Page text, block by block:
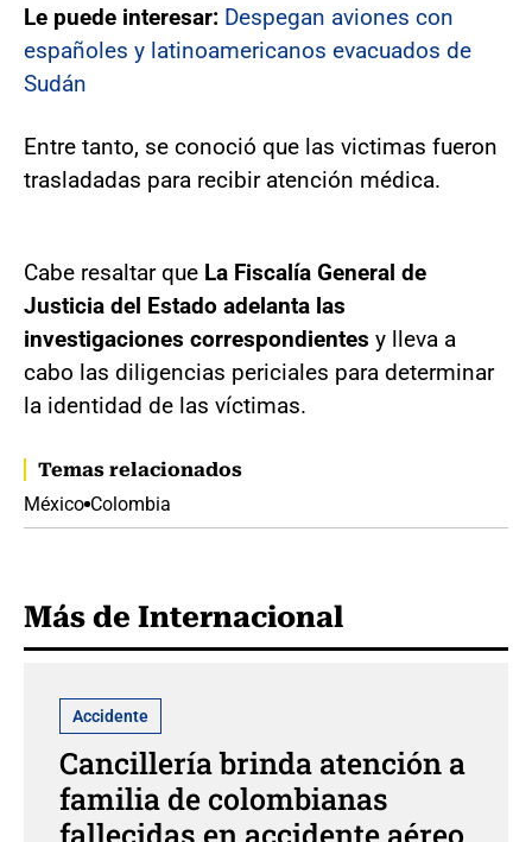
Le puede interesar: Despegan aviones con
españoles y latinoamericanos evacuados de
Sudán
Entre tanto, se conoció que las victimas fueron
trasladadas para recibir atención médica.
Cabe resaltar que La Fiscalía General de
Justicia del Estado adelanta las
investigaciones correspondientes y lleva a
cabo las diligencias periciales para determinar
la identidad de las víctimas.
Temas relacionados
México Colombia
Más de Internacional
Accidente
Cancillería brinda atención a
familia de colombianas